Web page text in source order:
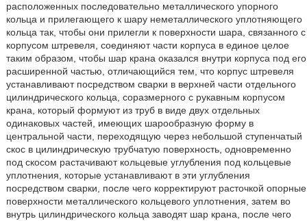
расположенных последовательно металлического упорного
кольца и прилегающего к шару неметаллического уплотняющего
кольца так, чтобы они прилегли к поверхности шара, связанного с
корпусом штревеля, соединяют части корпуса в единое целое
таким образом, чтобы шар крана оказался внутри корпуса под его
расширенной частью, отличающийся тем, что корпус штревеля
устанавливают посредством сварки в верхней части отдельного
цилиндрического кольца, соразмерного с рукавным корпусом
крана, который формуют из труб в виде двух отдельных
одинаковых частей, имеющих шарообразную форму в
центральной части, переходящую через небольшой ступенчатый
скос в цилиндрическую трубчатую поверхность, одновременно
под скосом растачивают кольцевые углубления под кольцевые
уплотнения, которые устанавливают в эти углубления
посредством сварки, после чего корректируют расточкой опорные
поверхности металлического кольцевого уплотнения, затем во
внутрь цилиндрического кольца заводят шар крана, после чего